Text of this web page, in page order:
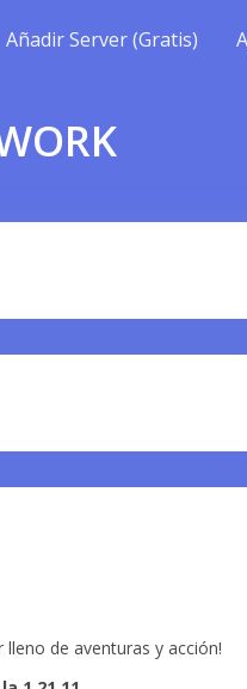
Añadir Server (Gratis)
lleno de aventuras y acción!